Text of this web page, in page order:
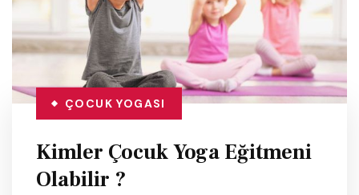
ÇOCUK YOGASI
Kimler Çocuk Yoga Eğitmeni
Olabilir ?